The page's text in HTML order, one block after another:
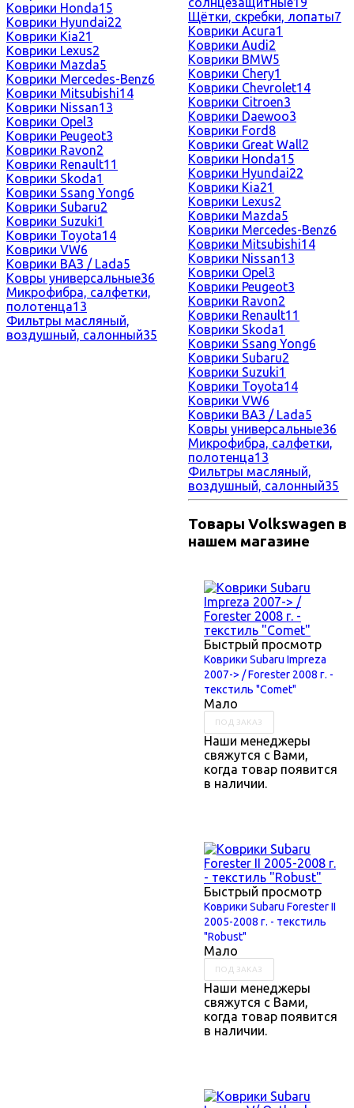
Коврики Honda15
Коврики Hyundai22
Коврики Kia21
Коврики Lexus2
Коврики Mazda5
Коврики Mercedes-Benz6
Коврики Mitsubishi14
Коврики Nissan13
Коврики Opel3
Коврики Peugeot3
Коврики Ravon2
Коврики Renault11
Коврики Skoda1
Коврики Ssang Yong6
Коврики Subaru2
Коврики Suzuki1
Коврики Toyota14
Коврики VW6
Коврики ВАЗ / Lada5
Ковры универсальные36
Микрофибра, салфетки,
полотенца13
Фильтры масляный,
воздушный, салонный35
Щётки, скребки, лопаты7
Коврики Acura1
Коврики Audi2
Коврики BMW5
Коврики Chery1
Коврики Chevrolet14
Коврики Citroen3
Коврики Daewoo3
Коврики Ford 8
Коврики Great Wall2
Коврики Honda15
Коврики Hyundai22
Коврики Kia21
Коврики Lexus2
Коврики Mazda5
Коврики Mercedes-Benz6
Коврики Mitsubishi14
Коврики Nissan13
Коврики Opel3
Коврики Peugeot3
Коврики Ravon2
Коврики Renault11
Коврики Skoda1
Коврики Ssang Yong6
Коврики Subaru2
Коврики Suzuki1
Коврики Toyota14
Коврики VW6
Коврики ВАЗ / Lada5
Ковры универсальные36
Микрофибра, салфетки,
полотенца13
Фильтры масляный,
воздушный, салонный35
Товары Volkswagen в
нашем магазине
Быстрый просмотр
Коврики Subaru Impreza
2007-> / Forester 2008 г. -
текстиль "Comet"
Мало
ПОД ЗАКАЗ
Наши менеджеры
свяжутся с Вами,
когда товар появится
в наличии.
Быстрый просмотр
Коврики Subaru Forester II
2005-2008 г. - текстиль
"Robust"
Мало
ПОД ЗАКАЗ
Наши менеджеры
свяжутся с Вами,
когда товар появится
в наличии.